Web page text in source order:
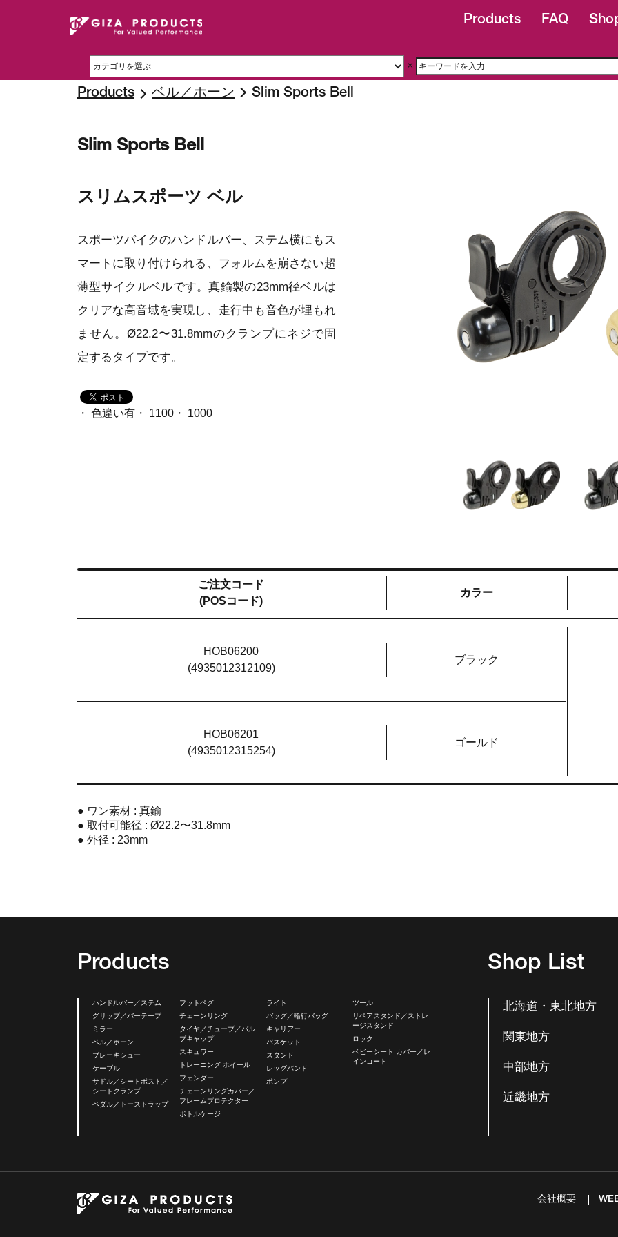
FAQ
Products
×
Products ベル／ホーン Slim Sports Bell
Slim Sports Bell
スリムスポーツ ベル
スポーツバイクのハンドルバー、ステム横にもス
マートに取り付けられる、フォルムを崩さない超
薄型サイクルベルです。真鍮製の23mm径ベルは
クリアな高音域を実現し、走行中も音色が埋もれ
ません。Ø22.2〜31.8mmのクランプにネジで固
定するタイプです。
・ 色違い有・ 1100・ 1000
ご注文コード
(POSコード)
カラー
HOB06200
(4935012312109)
ブラック
HOB06201
(4935012315254)
ゴールド
● ワン素材 : 真鍮
● 取付可能径 : Ø22.2〜31.8mm
● 外径 : 23mm
Products
ハンドルバー／ステム
グリップ／バーテープ
ミラー
ベル／ホーン
ブレーキシュー
ケーブル
サドル／シートポスト／
シートクランプ
ペダル／トーストラップ
フットペグ
チェーンリング
タイヤ／チューブ／バル
ブキャップ
スキュワー
トレーニング ホイール
フェンダー
チェーンリングカバー／
フレームプロテクター
ボトルケージ
ライト
バッグ／輪行バッグ
キャリアー
バスケット
スタンド
レッグバンド
ポンプ
ツール
リペアスタンド／ストレ
ージスタンド
ロック
ベビーシート カバー／レ
インコート
Shop List
北海道・東北地方
関東地方
中部地方
近畿地方
会社概要